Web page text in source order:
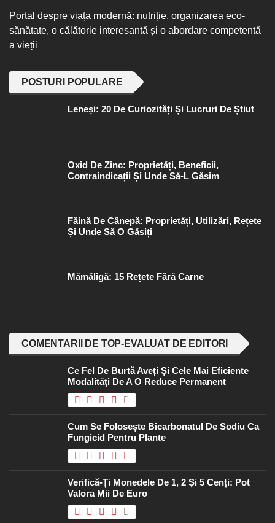
Portal despre viața modernă: nutriție, organizarea eco-
sănătate, o călătorie interesantă și o abordare competentă
a vieții
POSTURI POPULARE
Leneși: 20 De Curiozități Și Lucruri De Știut
Oxid De Zinc: Proprietăți, Beneficii,
Contraindicații Și Unde Să-L Găsim
Făină De Cânepă: Proprietăți, Utilizări, Rețete
Și Unde Să O Găsiți
Mămăligă: 15 Rețete Fără Carne
COMENTARII DE TOP-EVALUAT DE EDITORI
Ce Fel De Burtă Aveți Și Cele Mai Eficiente
Modalități De A O Reduce Permanent
Cum Se Folosește Bicarbonatul De Sodiu Ca
Fungicid Pentru Plante
Verifică-Ți Monedele De 1, 2 Și 5 Cenți: Pot
Valora Mii De Euro